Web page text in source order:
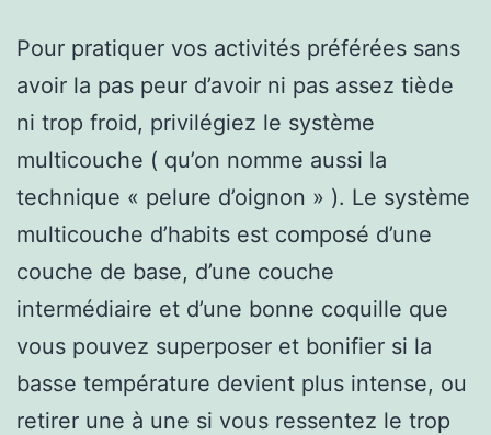
Pour pratiquer vos activités préférées sans
avoir la pas peur d’avoir ni pas assez tiède
ni trop froid, privilégiez le système
multicouche ( qu’on nomme aussi la
technique « pelure d’oignon » ). Le système
multicouche d’habits est composé d’une
couche de base, d’une couche
intermédiaire et d’une bonne coquille que
vous pouvez superposer et bonifier si la
basse température devient plus intense, ou
retirer une à une si vous ressentez le trop